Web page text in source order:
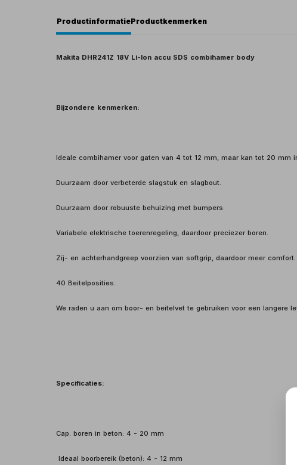
ProductinformatieProductkenmerken
Makita DHR241Z 18V Li-Ion accu SDS combihamer body
Bijzondere kenmerken:
Ideale combihamer voor gaten van 4 tot 12 mm, maar kan tot 20 mm
Duurzaam door verbeterde slagstuk en slagbout.
Duurzaam door robuuste behuizing met bumpers.
Variabele elektrische toerenregeling, daardoor preciezer boren.
Zij- en achterhandgreep voorzien van softgrip, daardoor meer comfort.
40 Beitelposities.
We raden u aan om boor- en beitelvet te gebruiken voor een langere
Specificaties:
Cap. boren in beton: 4 - 20 mm
Ideaal boorbereik (beton): 4 - 12 mm